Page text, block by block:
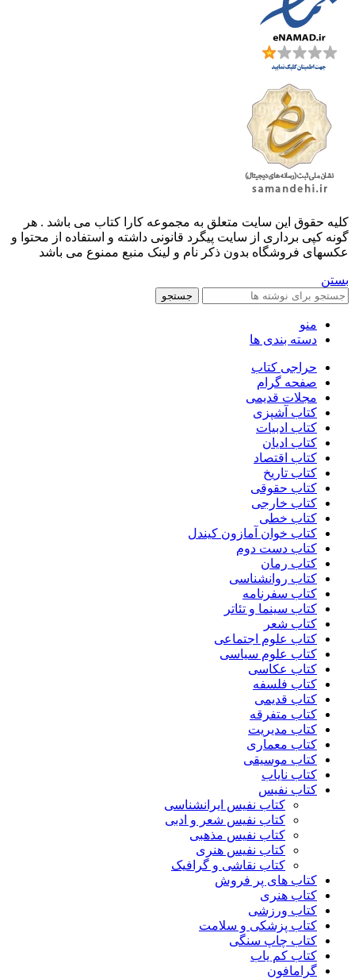
کليه حقوق اين سايت متعلق به مجموعه کارا کتاب می باشد . هر
گونه کپی برداری از سایت پیگرد قانونی داشته و استفاده از محتوا و
عکسهای فروشگاه بدون ذکر نام و لینک منبع ممنوع می باشد
بستن
جستجو
منو
دسته بندی ها
حراجی کتاب
صفحه گرام
مجلات قدیمی
کتاب آشپزی
کتاب ادبیات
کتاب ادیان
کتاب اقتصاد
کتاب تاریخ
کتاب حقوقی
کتاب خارجی
کتاب خطی
کتاب خوان آمازون کیندل
کتاب دست دوم
کتاب رمان
کتاب روانشناسی
کتاب سفرنامه
کتاب سینما و تئاتر
کتاب شعر
کتاب علوم اجتماعی
کتاب علوم سیاسی
کتاب عکاسی
کتاب فلسفه
کتاب قدیمی
کتاب متفرقه
کتاب مدیریت
کتاب معماری
کتاب موسیقی
کتاب نایاب
کتاب نفیس
کتاب نفیس ایرانشناسی
کتاب نفیس شعر و ادبی
کتاب نفیس مذهبی
کتاب نفیس هنری
کتاب نقاشی و گرافیک
کتاب های پر فروش
کتاب هنری
کتاب ورزشی
کتاب پزشکی و سلامت
کتاب چاپ سنگی
کتاب کم یاب
گرامافون